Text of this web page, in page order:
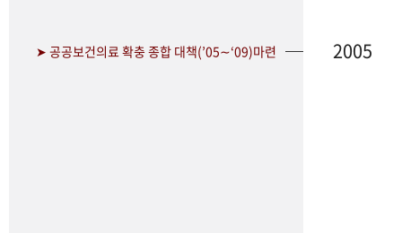
➤ 공공보건의료 확충 종합 대책(’05∼‘09)마련 2005